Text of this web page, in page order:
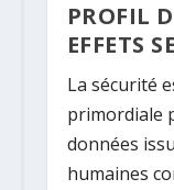
PROFIL
EFFETS
La sécurité
primordiale
données
humaines